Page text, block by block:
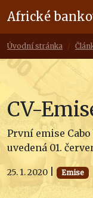
Africké
Úvodní stránka
CV-
První emise Cabo
uvedená 01.
25. 1. 2020 Emise